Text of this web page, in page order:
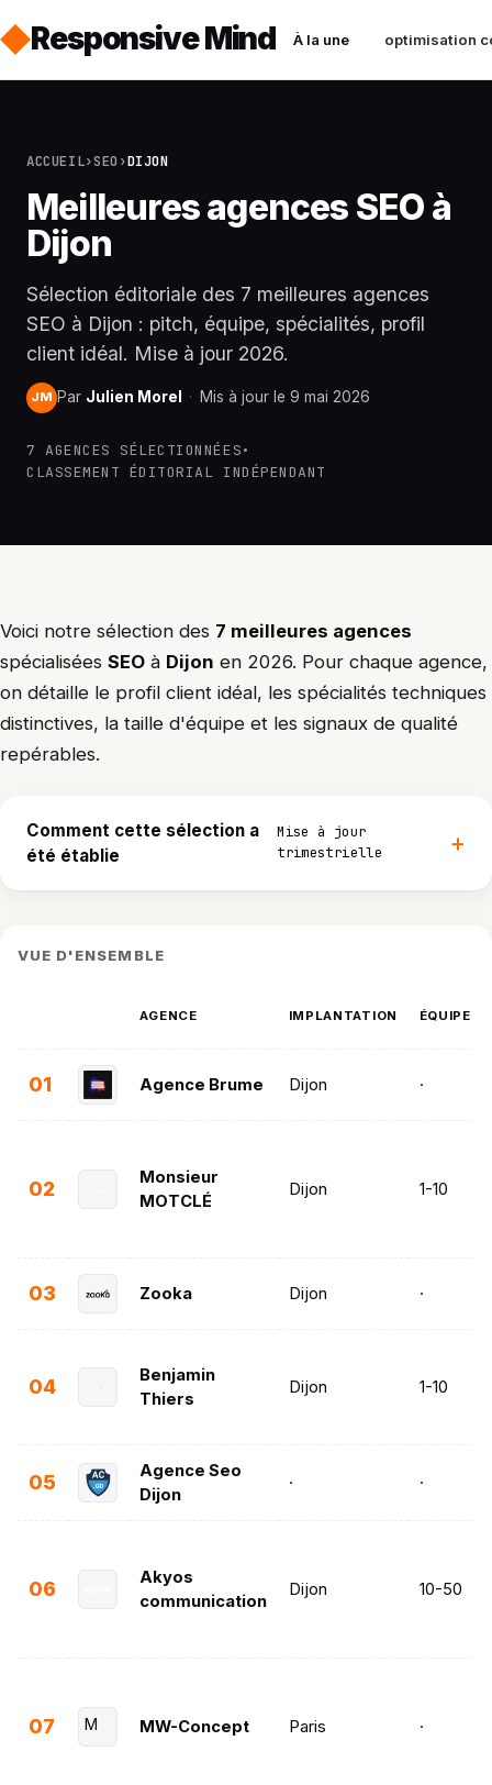
Responsive Mind À la une optimisation
ACCUEIL›SEO ›DIJON
Meilleures agences SEO à
Dijon
Sélection éditoriale des 7 meilleures agences
SEO à Dijon : pitch, équipe, spécialités, profil
client idéal. Mise à jour 2026.
JM Par Julien Morel · Mis à jour le 9 mai 2026
7 AGENCES SÉLECTIONNÉES•
CLASSEMENT ÉDITORIAL INDÉPENDANT
Voici notre sélection des 7 meilleures agences
spécialisées SEO à Dijon en 2026. Pour chaque agence,
on détaille le profil client idéal, les spécialités techniques
distinctives, la taille d'équipe et les signaux de qualité
repérables.
Comment cette sélection a
été établie
Mise à jour
trimestrielle
VUE D'ENSEMBLE
AGENCE IMPLANTATION ÉQUIPE
01 Agence Brume Dijon ·
02
Monsieur
MOTCLÉ
Dijon 1-10
03 Zooka Dijon ·
04
Benjamin
Thiers
Dijon 1-10
05
Agence Seo
Dijon
· ·
06
Akyos
communication
Dijon 10-50
07 M MW-Concept Paris ·